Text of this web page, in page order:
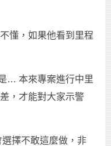
懂，如果他看到里程
… 本來專案進行中里
，才能對大家示警
擇不敢這麼做，非